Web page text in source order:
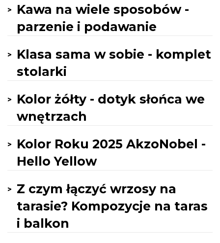
Kawa na wiele sposobów -
parzenie i podawanie
Klasa sama w sobie - komplet
stolarki
Kolor żółty - dotyk słońca we
wnętrzach
Kolor Roku 2025 AkzoNobel -
Hello Yellow
Z czym łączyć wrzosy na
tarasie? Kompozycje na taras
i balkon